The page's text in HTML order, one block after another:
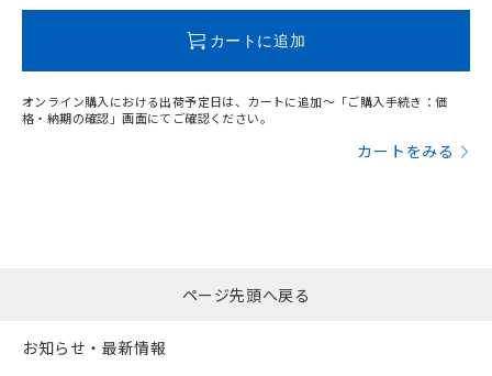
カートに追加
オンライン購入における出荷予定日は、カートに追加～「ご購入手続き：価
格・納期の確認」画面にてご確認ください。
カートをみる
ページ先頭へ戻る
お知らせ・最新情報